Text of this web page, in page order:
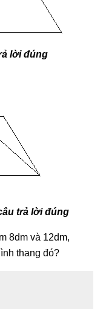
lời đúng
trả lời đúng
8dm và 12dm,
thang đó?